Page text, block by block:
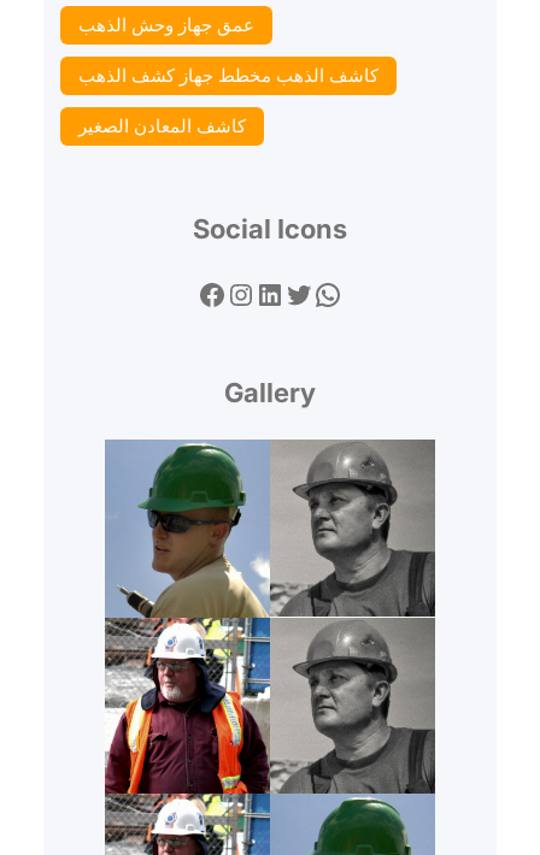
عمق جهاز وحش الذهب
كاشف الذهب مخطط جهاز كشف الذهب
كاشف المعادن الصغير
Social Icons
Facebook Instagram LinkedIn Twitter WhatsApp
Gallery